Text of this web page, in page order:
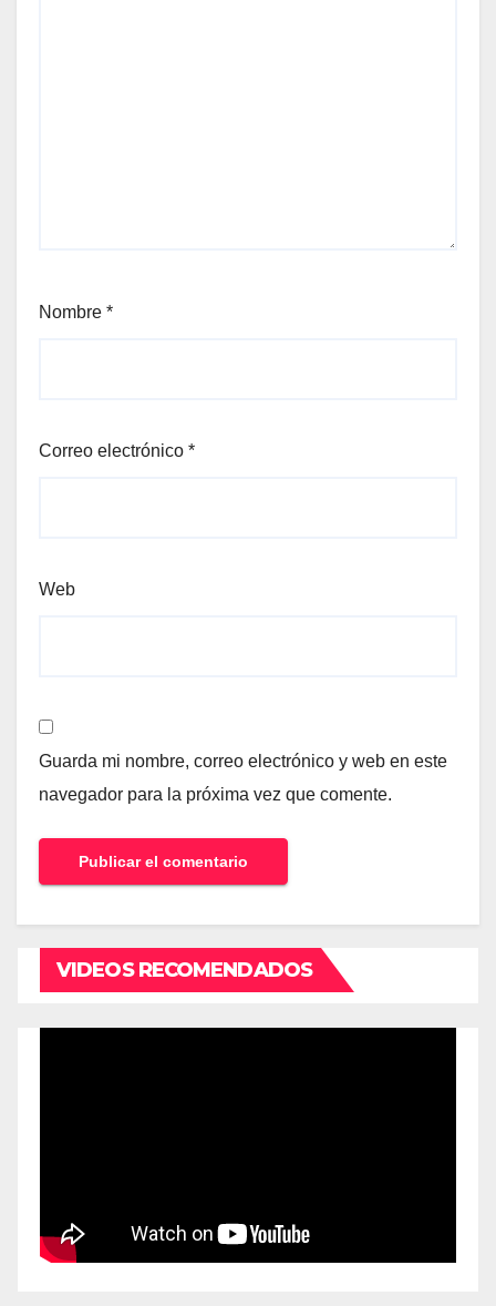
Nombre *
Correo electrónico *
Web
Guarda mi nombre, correo electrónico y web en este
navegador para la próxima vez que comente.
VIDEOS RECOMENDADOS